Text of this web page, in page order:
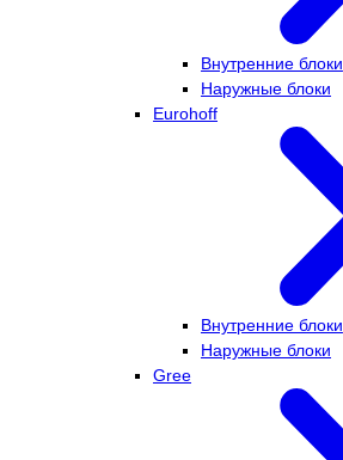
Внутренние блоки
Наружные блоки
Eurohoff
Внутренние блоки
Наружные блоки
Gree